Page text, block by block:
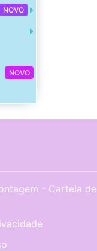
NOVO
NOVO
- Cartela de